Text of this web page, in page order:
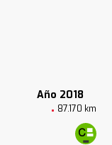
Año 2018
87.170 km